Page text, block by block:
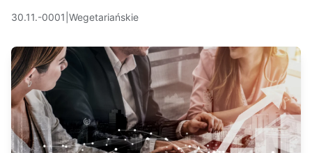
30.11.-0001 Wegetariańskie